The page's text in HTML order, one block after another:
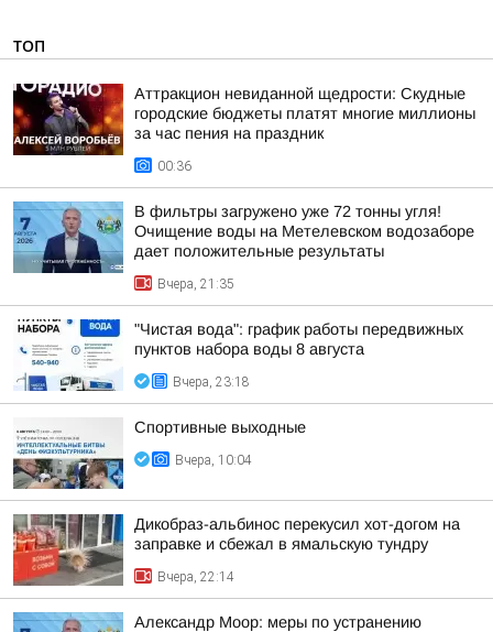
ТОП
Аттракцион невиданной щедрости: Скудные
городские бюджеты платят многие миллионы
за час пения на праздник
00:36
В фильтры загружено уже 72 тонны угля!
Очищение воды на Метелевском водозаборе
дает положительные результаты
Вчера, 21:35
"Чистая вода": график работы передвижных
пунктов набора воды 8 августа
Вчера, 23:18
Спортивные выходные
Вчера, 10:04
Дикобраз-альбинос перекусил хот-догом на
заправке и сбежал в ямальскую тундру
Вчера, 22:14
Александр Моор: меры по устранению